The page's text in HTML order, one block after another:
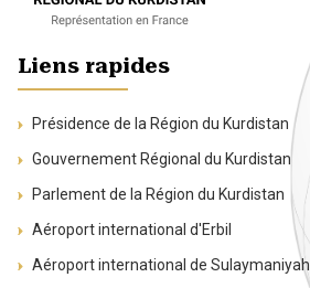
Liens rapides
Présidence de la Région du Kurdistan
Gouvernement Régional du Kurdistan
Parlement de la Région du Kurdistan
Aéroport international d'Erbil
Aéroport international de Sulaymaniyah